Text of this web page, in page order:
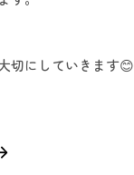
切にしていきます😊